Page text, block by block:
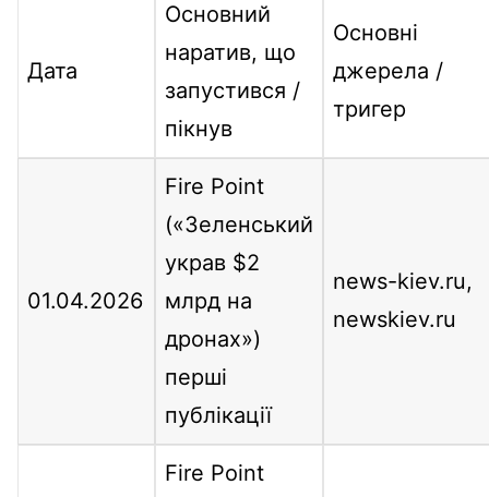
Дата
Основний
наратив, що
запустився /
пікнув
Основні
джерела /
тригер
01.04.2026
Fire Point
(«Зеленський
украв $2
млрд на
дронах»)
перші
публікації
news-kiev.ru,
newskiev.ru
Fire Point